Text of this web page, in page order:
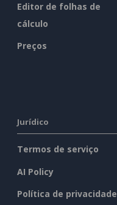
Editor de folhas de
cálculo
Preços
Jurídico
Termos de serviço
AI Policy
Política de privacidade